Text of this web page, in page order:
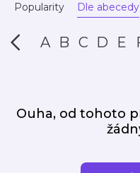
Popularity Dle abecedy
A B C D E
Ouha, od tohoto